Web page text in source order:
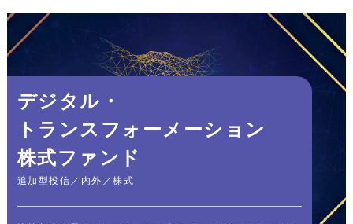
デジタル・
トランスフォーメーション
株式ファンド
追加型投信／内外／株式